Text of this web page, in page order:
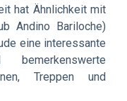
hat Ähnlichkeit mit
Andino Bariloche)
eine interessante
Treppen und